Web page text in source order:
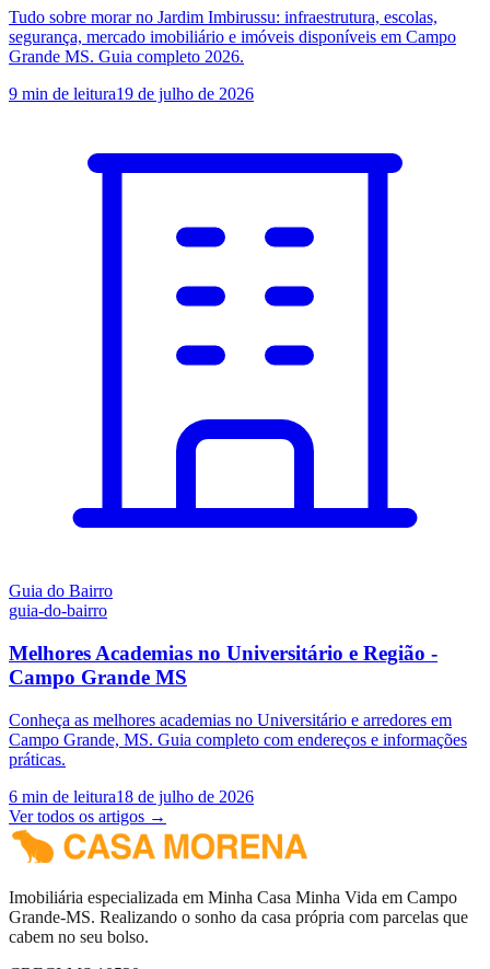
Tudo sobre morar no Jardim Imbirussu: infraestrutura, escolas,
segurança, mercado imobiliário e imóveis disponíveis em Campo
Grande MS. Guia completo 2026.
9 min de leitura19 de julho de 2026
Guia do Bairro
guia-do-bairro
Melhores Academias no Universitário e Região -
Campo Grande MS
Conheça as melhores academias no Universitário e arredores em
Campo Grande, MS. Guia completo com endereços e informações
práticas.
6 min de leitura18 de julho de 2026
Ver todos os artigos →
Imobiliária especializada em Minha Casa Minha Vida em Campo
Grande-MS. Realizando o sonho da casa própria com parcelas que
cabem no seu bolso.